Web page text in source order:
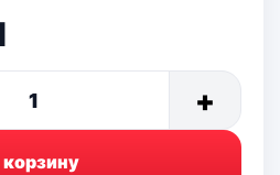
1 +
корзину